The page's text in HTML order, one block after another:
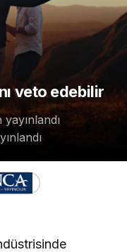
veto edebilir